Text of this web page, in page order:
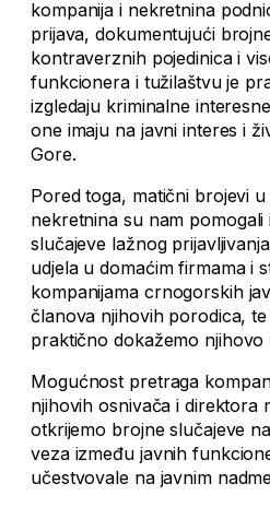
kompanija i nekretnina
prijava, dokumentujući
kontraverznih pojedinica i
funkcionera i tužilaštvu je
izgledaju kriminalne
one imaju na javni interes i
Gore.
Pored toga, matični brojevi
nekretnina su nam
slučajeve lažnog
udjela u domaćim firmama i
kompanijama crnogorskih
članova njihovih porodica,
praktično dokažemo njihovo
Mogućnost pretraga
njihovih osnivača i direktora
otkrijemo brojne slučajeve
veza između javnih
učestvovale na javnim